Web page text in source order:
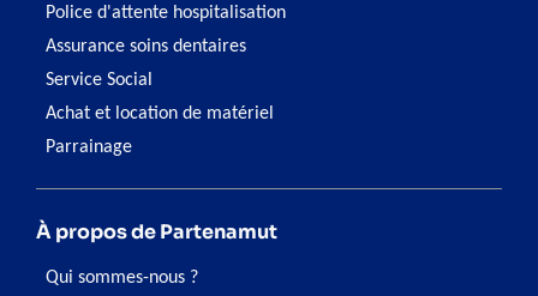
Police d'attente hospitalisation
Assurance soins dentaires
Service Social
Achat et location de matériel
Parrainage
À propos de Partenamut
Qui sommes-nous ?